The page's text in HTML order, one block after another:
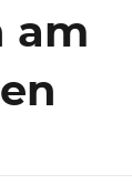
am